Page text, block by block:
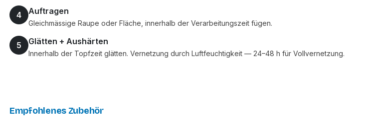
4 Auftragen
Gleichmässige Raupe oder Fläche, innerhalb der Verarbeitungszeit fügen.
5 Glätten + Aushärten
Innerhalb der Topfzeit glätten. Vernetzung durch Luftfeuchtigkeit — 24–48 h für Vollvernetzung.
Empfohlenes Zubehör